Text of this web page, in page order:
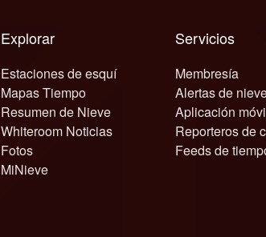
Explorar
Estaciones de esquí
Mapas Tiempo
Resumen de Nieve
Whiteroom Noticias
Fotos
MiNieve
Servicios
Membresía
Alertas de
Aplicación
Reporteros de
Feeds de